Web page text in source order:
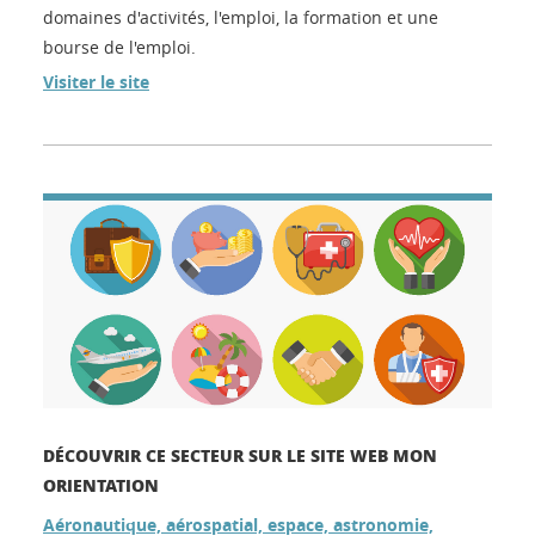
domaines d'activités, l'emploi, la formation et une
bourse de l'emploi.
Visiter le site
DÉCOUVRIR CE SECTEUR SUR LE SITE WEB MON
ORIENTATION
Aéronautique, aérospatial, espace, astronomie,